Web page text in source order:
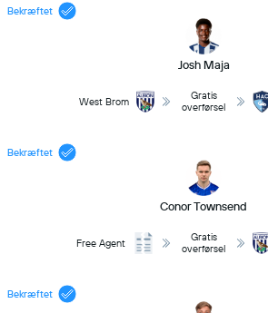
Bekræftet
Josh Maja
West Brom
Gratis
overførsel
Bekræftet
Conor Townsend
Free Agent
Gratis
overførsel
Bekræftet